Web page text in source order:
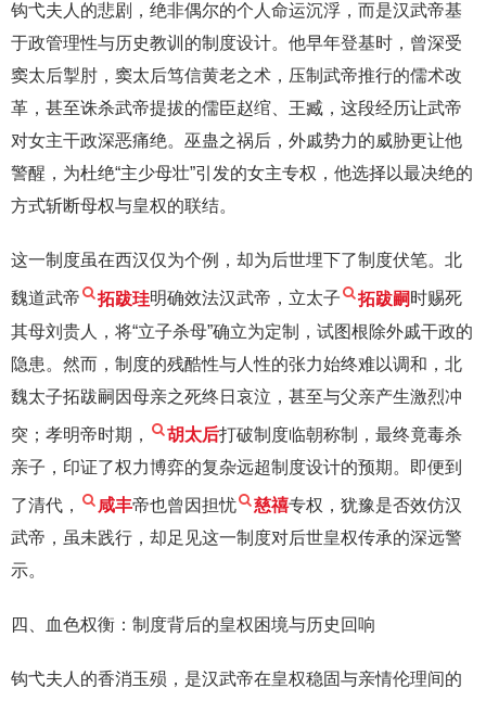
钩弋夫人的悲剧，绝非偶尔的个人命运沉浮，而是汉武帝基
于政管理性与历史教训的制度设计。他早年登基时，曾深受
窦太后掣肘，窦太后笃信黄老之术，压制武帝推行的儒术改
革，甚至诛杀武帝提拔的儒臣赵绾、王臧，这段经历让武帝
对女主干政深恶痛绝。巫蛊之祸后，外戚势力的威胁更让他
警醒，为杜绝“主少母壮”引发的女主专权，他选择以最决绝的
方式斩断母权与皇权的联结。
这一制度虽在西汉仅为个例，却为后世埋下了制度伏笔。北
魏道武帝 拓跋珪明确效法汉武帝，立太子 拓跋嗣时赐死
其母刘贵人，将“立子杀母”确立为定制，试图根除外戚干政的
隐患。然而，制度的残酷性与人性的张力始终难以调和，北
魏太子拓跋嗣因母亲之死终日哀泣，甚至与父亲产生激烈冲
突；孝明帝时期， 胡太后打破制度临朝称制，最终竟毒杀
亲子，印证了权力博弈的复杂远超制度设计的预期。即便到
了清代， 咸丰帝也曾因担忧 慈禧专权，犹豫是否效仿汉
武帝，虽未践行，却足见这一制度对后世皇权传承的深远警
示。
四、血色权衡：制度背后的皇权困境与历史回响
钩弋夫人的香消玉殒，是汉武帝在皇权稳固与亲情伦理间的